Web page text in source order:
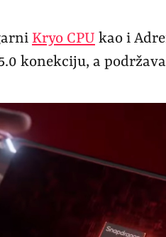
Kryo CPU kao i
konekciju, a